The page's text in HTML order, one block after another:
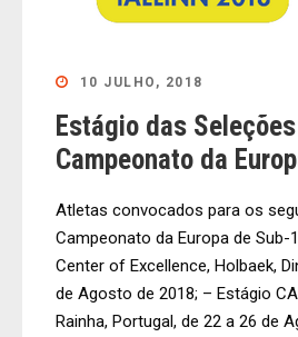
10 JULHO, 2018
Estágio das
Campeonato da
Atletas convocados para os
Campeonato da Europa de
Center of Excellence, Holbaek,
de Agosto de 2018; – Estágio
Rainha, Portugal, de 22 a 26 de